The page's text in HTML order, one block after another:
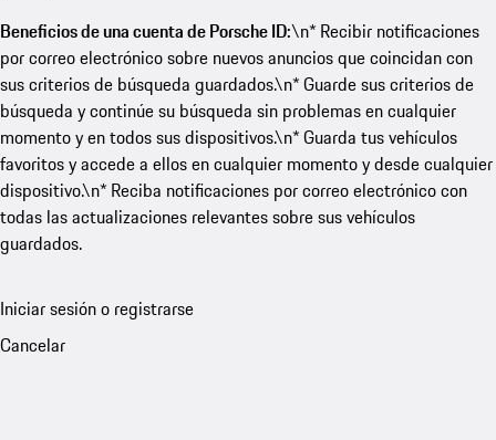
Beneficios de una cuenta de Porsche ID:\n* Recibir notificaciones
por correo electrónico sobre nuevos anuncios que coincidan con
sus criterios de búsqueda guardados.\n* Guarde sus criterios de
búsqueda y continúe su búsqueda sin problemas en cualquier
momento y en todos sus dispositivos.\n* Guarda tus vehículos
favoritos y accede a ellos en cualquier momento y desde cualquier
dispositivo.\n* Reciba notificaciones por correo electrónico con
todas las actualizaciones relevantes sobre sus vehículos
guardados.
Iniciar sesión o registrarse
Cancelar